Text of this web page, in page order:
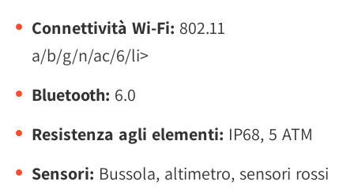
Connettività Wi-Fi: 802.11
a/b/g/n/ac/6/li>
Bluetooth: 6.0
Resistenza agli elementi: IP68, 5 ATM
Sensori: Bussola, altimetro, sensori rossi